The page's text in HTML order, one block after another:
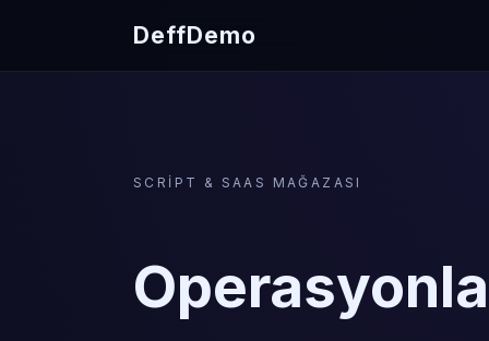
DeffDemo
SCRIPT & SAAS MAĞAZASI